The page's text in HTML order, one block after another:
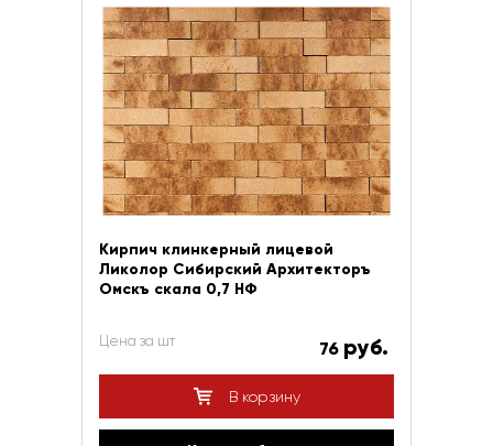
Кирпич клинкерный лицевой
Ликолор Сибирский Архитекторъ
Омскъ скала 0,7 НФ
Цена за шт 76 руб.
В корзину